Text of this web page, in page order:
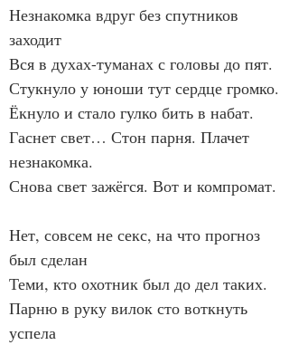
Незнакомка вдруг без спутников
заходит
Вся в духах-туманах с головы до пят.
Стукнуло у юноши тут сердце громко.
Ёкнуло и стало гулко бить в набат.
Гаснет свет… Стон парня. Плачет
незнакомка.
Снова свет зажёгся. Вот и компромат.
Нет, совсем не секс, на что прогноз
был сделан
Теми, кто охотник был до дел таких.
Парню в руку вилок сто воткнуть
успела